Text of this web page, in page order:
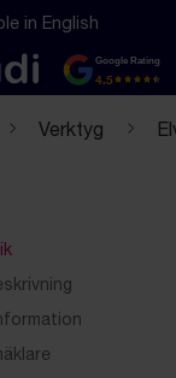
av denna sida
in English
Google Rating
4.5
Verktyg